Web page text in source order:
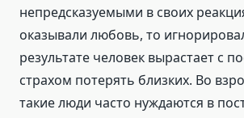
непредсказуемыми в своих
оказывали любовь, то
результате человек вырастает с
страхом потерять близких. Во
такие люди часто нуждаются в